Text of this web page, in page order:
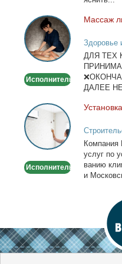
Массаж
лица
и
тела
Исполнитель
Мас­саж
Здоровье
ДЛЯ ТЕХ
ДАЛЕЕ
Установка
кондиционеров
в
Москве
Исполнитель
Ком­па­ния
услуг по
ва­нию
и